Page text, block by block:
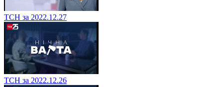
ТСН за 2022.12.27
ТСН за 2022.12.26